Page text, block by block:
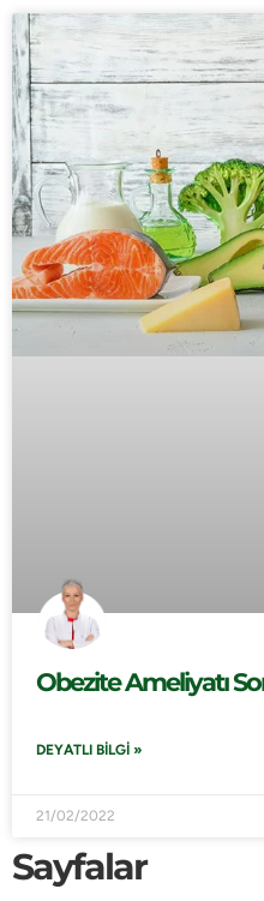
Obezite Ameliyatı
DEYATLI BILGI »
21/02/2022
Sayfalar